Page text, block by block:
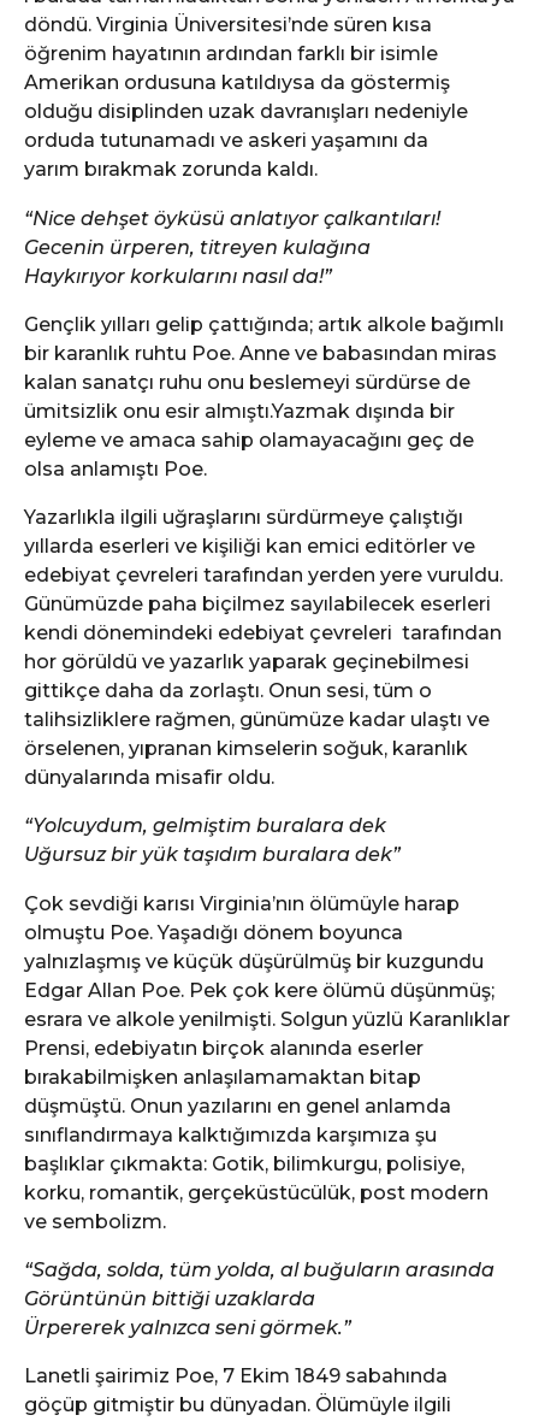
döndü. Virginia Üniversitesi’nde süren kısa
öğrenim hayatının ardından farklı bir isimle
Amerikan ordusuna katıldıysa da göstermiş
olduğu disiplinden uzak davranışları nedeniyle
orduda tutunamadı ve askeri yaşamını da
yarım bırakmak zorunda kaldı.
“Nice dehşet öyküsü anlatıyor çalkantıları!
Gecenin ürperen, titreyen kulağına
Haykırıyor korkularını nasıl da!”
Gençlik yılları gelip çattığında; artık alkole bağımlı
bir karanlık ruhtu Poe. Anne ve babasından miras
kalan sanatçı ruhu onu beslemeyi sürdürse de
ümitsizlik onu esir almıştı.Yazmak dışında bir
eyleme ve amaca sahip olamayacağını geç de
olsa anlamıştı Poe.
Yazarlıkla ilgili uğraşlarını sürdürmeye çalıştığı
yıllarda eserleri ve kişiliği kan emici editörler ve
edebiyat çevreleri tarafından yerden yere vuruldu.
Günümüzde paha biçilmez sayılabilecek eserleri
kendi dönemindeki edebiyat çevreleri tarafından
hor görüldü ve yazarlık yaparak geçinebilmesi
gittikçe daha da zorlaştı. Onun sesi, tüm o
talihsizliklere rağmen, günümüze kadar ulaştı ve
örselenen, yıpranan kimselerin soğuk, karanlık
dünyalarında misafir oldu.
“Yolcuydum, gelmiştim buralara dek
Uğursuz bir yük taşıdım buralara dek”
Çok sevdiği karısı Virginia’nın ölümüyle harap
olmuştu Poe. Yaşadığı dönem boyunca
yalnızlaşmış ve küçük düşürülmüş bir kuzgundu
Edgar Allan Poe. Pek çok kere ölümü düşünmüş;
esrara ve alkole yenilmişti. Solgun yüzlü Karanlıklar
Prensi, edebiyatın birçok alanında eserler
bırakabilmişken anlaşılamamaktan bitap
düşmüştü. Onun yazılarını en genel anlamda
sınıflandırmaya kalktığımızda karşımıza şu
başlıklar çıkmakta: Gotik, bilimkurgu, polisiye,
korku, romantik, gerçeküstücülük, post modern
ve sembolizm.
“Sağda, solda, tüm yolda, al buğuların arasında
Görüntünün bittiği uzaklarda
Ürpererek yalnızca seni görmek.”
Lanetli şairimiz Poe, 7 Ekim 1849 sabahında
göçüp gitmiştir bu dünyadan. Ölümüyle ilgili